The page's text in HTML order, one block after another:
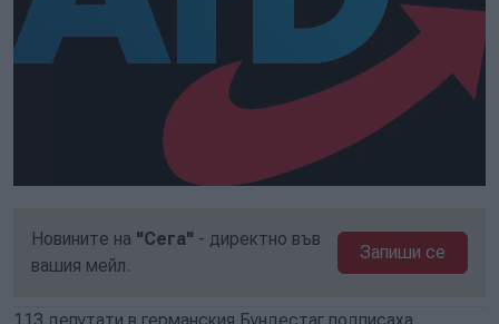
Новините на "Сега" - директно във
вашия мейл.
Запиши се